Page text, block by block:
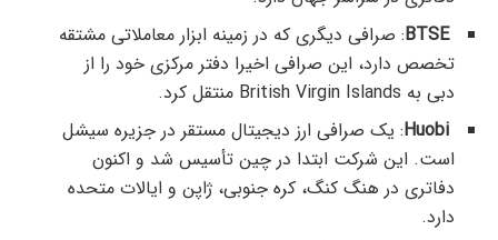
BTSE: صرافی دیگری که در زمینه ابزار معاملاتی مشتقه
تخصص دارد، این صرافی اخیرا دفتر مرکزی خود را از
دبی به British Virgin Islands منتقل کرد.
Huobi: یک صرافی ارز دیجیتال مستقر در جزیره سیشل
است. این شرکت ابتدا در چین تأسیس شد و اکنون
دفاتری در هنگ کنگ، کره جنوبی، ژاپن و ایالات متحده
دارد.